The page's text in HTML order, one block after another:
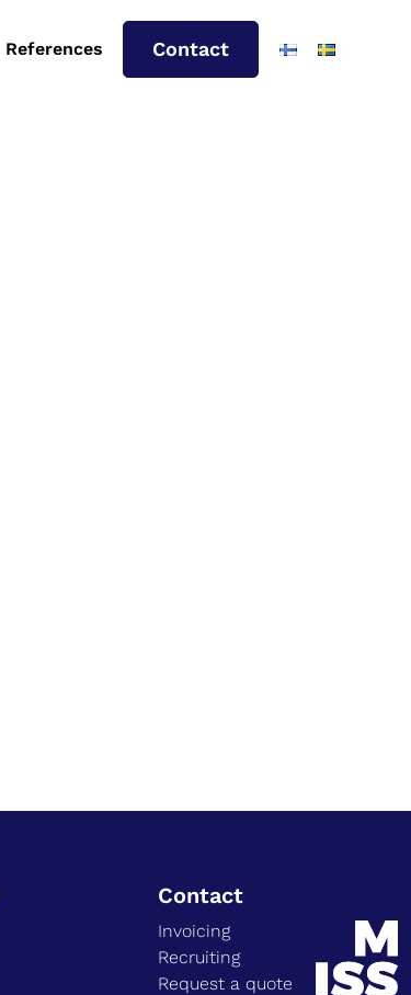
References Contact
Contact
Invoicing
Recruiting
Request a quote